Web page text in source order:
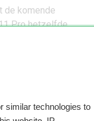
similar technologies to
de komende
Pro hetzelfde
de laatste tijd
hogere segment.
net zoals bij
er mee nieuws is!